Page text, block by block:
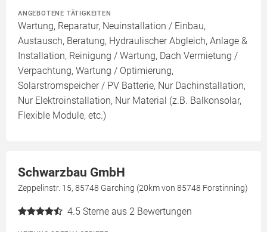
ANGEBOTENE TÄTIGKEITEN
Wartung, Reparatur, Neuinstallation / Einbau,
Austausch, Beratung, Hydraulischer Abgleich, Anlage &
Installation, Reinigung / Wartung, Dach Vermietung /
Verpachtung, Wartung / Optimierung,
Solarstromspeicher / PV Batterie, Nur Dachinstallation,
Nur Elektroinstallation, Nur Material (z.B. Balkonsolar,
Flexible Module, etc.)
Schwarzbau GmbH
Zeppelinstr. 15, 85748 Garching (20km von 85748 Forstinning)
4.5 Sterne aus 2 Bewertungen